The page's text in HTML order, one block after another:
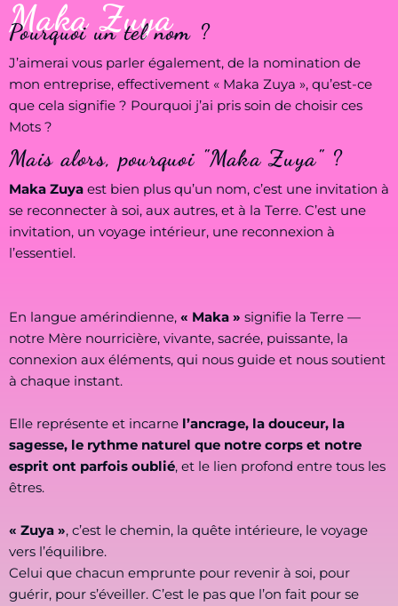
Maka Zuya
Pourquoi un tel nom ?
J’aimerai vous parler également, de la nomination de
mon entreprise, effectivement « Maka Zuya », qu’est-ce
que cela signifie ? Pourquoi j’ai pris soin de choisir ces
Mots ?
Mais alors, pourquoi "Maka Zuya" ?
Maka Zuya est bien plus qu’un nom, c’est une invitation à
se reconnecter à soi, aux autres, et à la Terre. C’est une
invitation, un voyage intérieur, une reconnexion à
l’essentiel.
En langue amérindienne, « Maka » signifie la Terre —
notre Mère nourricière, vivante, sacrée, puissante, la
connexion aux éléments, qui nous guide et nous soutient
à chaque instant.
Elle représente et incarne l’ancrage, la douceur, la
sagesse, le rythme naturel que notre corps et notre
esprit ont parfois oublié, et le lien profond entre tous les
êtres.
« Zuya », c’est le chemin, la quête intérieure, le voyage
vers l’équilibre.
Celui que chacun emprunte pour revenir à soi, pour
guérir, pour s’éveiller. C’est le pas que l’on fait pour se